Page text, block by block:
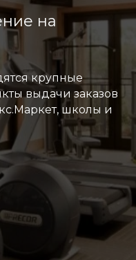
на
крупные
выдачи заказов
школы и